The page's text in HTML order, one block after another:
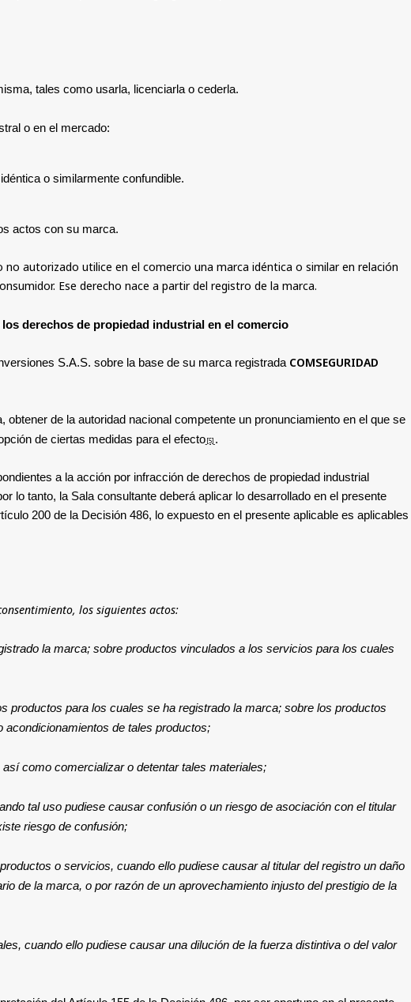
tales como usarla, licenciarla o cederla.
o en el mercado:
o similarmente confundible.
actos con su marca.
no autorizado utilice en el comercio una marca idéntica o similar en relación
Ese derecho nace a partir del registro de la marca.
derechos de propiedad industrial en el comercio
S.A.S. sobre la base de su marca registrada COMSEGURIDAD
de la autoridad nacional competente un pronunciamiento en el que se
de ciertas medidas para el efecto [5] .
a la acción por infracción de derechos de propiedad industrial
lo tanto, la Sala consultante deberá aplicar lo desarrollado en el presente
200 de la Decisión 486, lo expuesto en el presente aplicable es aplicables
los siguientes actos:
la marca; sobre productos vinculados a los servicios para los cuales
para los cuales se ha registrado la marca; sobre los productos
de tales productos;
como comercializar o detentar tales materiales;
tal uso pudiese causar confusión o un riesgo de asociación con el titular
riesgo de confusión;
o servicios, cuando ello pudiese causar al titular del registro un daño
de la marca, o por razón de un aprovechamiento injusto del prestigio de la
cuando ello pudiese causar una dilución de la fuerza distintiva o del valor